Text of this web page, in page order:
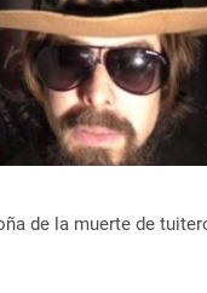
de la muerte de